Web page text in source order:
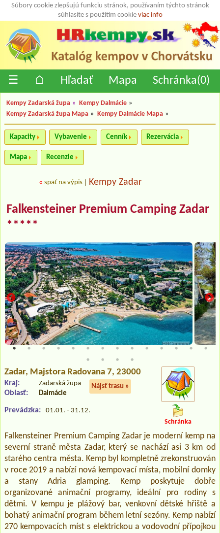
Súbory cookie zlepšujú funkciu stránok, používaním týchto stránok
súhlasíte s použitím cookie viac info
☰ ⌂ Hľadať Mapa Schránka(0)
Kempy Zadarská župa » Kempy Dalmácie »
Kempy Zadarská župa Mapa » Kempy Dalmácie Mapa »
Kapacity Vybavenie Cenník Rezervácia
Mapa Recenzie
« späť na výpis Kempy Zadar
Falkensteiner Premium Camping Zadar
*****
Zadar, Majstora Radovana 7, 23000
Nájsť trasu »
Kraj: Zadarská župa
Oblasť: Dalmácie
Prevádzka:
01.01. - 31.12.
Schránka
Falkensteiner Premium Camping Zadar je moderní kemp na
severní straně města Zadar, který se nachází asi 3 km od
starého centra města. Kemp byl kompletně zrekonstruován
v roce 2019 a nabízí nová kempovací místa, mobilní domky
a stany Adria glamping. Kemp poskytuje dobře
organizované animační programy, ideální pro rodiny s
dětmi. V kempu je plážový bar, venkovní dětské hřiště a
bohatý animační program během letní sezóny. Kemp nabízí
270 kempovacích míst s elektrickou a vodovodní přípojkou